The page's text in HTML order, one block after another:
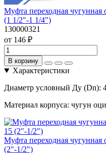
Муфта переходная
(1 1/2"-1 1/4")
130000321
от 146 ₽
В корзину
Характеристики
Диаметр условный Ду (Dn):
Материал корпуса: чугун
Муфта переходная
(2"-1/2")